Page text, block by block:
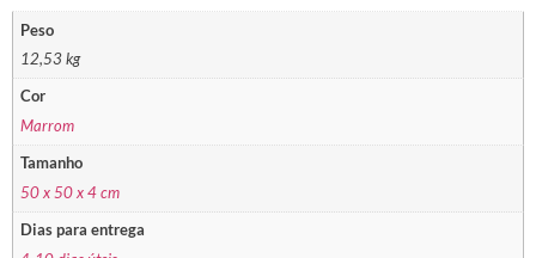
Peso
12,53 kg
Cor
Marrom
Tamanho
50 x 50 x 4 cm
Dias para entrega